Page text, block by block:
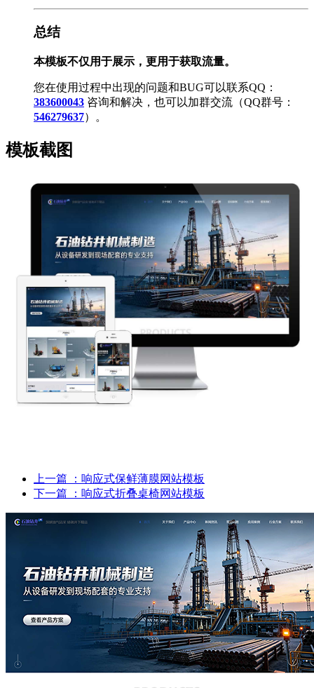
总结
本模板不仅用于展示，更用于获取流量。
您在使用过程中出现的问题和BUG可以联系QQ：
383600043 咨询和解决，也可以加群交流（QQ群号：
546279637）。
模板截图
上一篇
：响应式保鲜薄膜网站模板
下一篇
：响应式折叠桌椅网站模板